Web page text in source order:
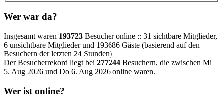
Wer war da?
Insgesamt waren 193723 Besucher online :: 31 sichtbare Mitglieder,
6 unsichtbare Mitglieder und 193686 Gäste (basierend auf den
Besuchern der letzten 24 Stunden)
Der Besucherrekord liegt bei 277244 Besuchern, die zwischen Mi
5. Aug 2026 und Do 6. Aug 2026 online waren.
Wer ist online?